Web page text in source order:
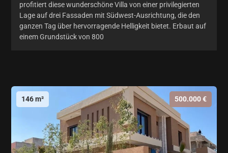
profitiert diese wunderschöne Villa von einer privilegierten
Lage auf drei Fassaden mit Südwest-Ausrichtung, die den
ganzen Tag über hervorragende Helligkeit bietet. Erbaut auf
einem Grundstück von 800
146 m² 500.000 €